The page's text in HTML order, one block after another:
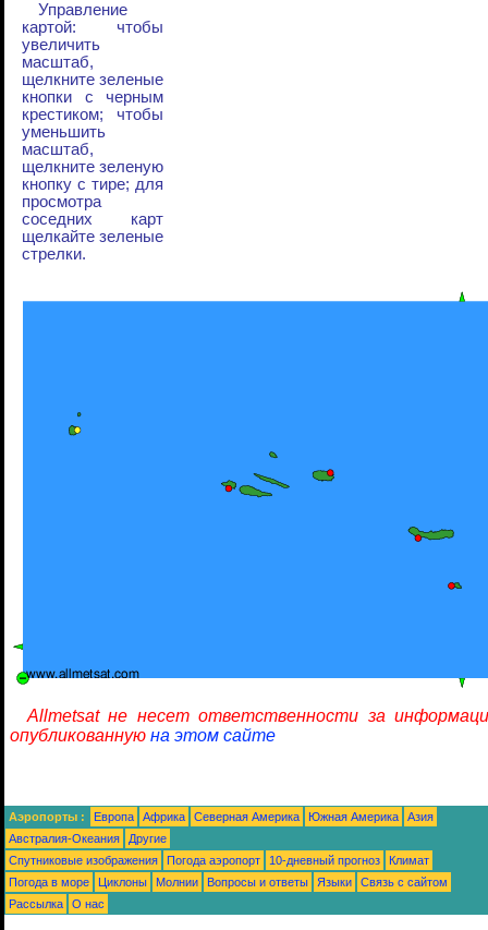
Управление
картой: чтобы
увеличить
масштаб,
щелкните зеленые
кнопки с черным
крестиком; чтобы
уменьшить
масштаб,
щелкните зеленую
кнопку с тире; для
просмотра
соседних карт
щелкайте зеленые
стрелки.
Allmetsat не несет ответственности за
опубликованную на этом сайте
Аэропорты : Европа Африка Северная Америка Южная Америка
Азия
Австралия-Океания
Другие
Спутниковые изображения
Погода аэропорт 10-дневный прогноз
Климат
Погода в море
Циклоны Молнии Вопросы и ответы Языки
Связь с сайтом
Рассылка
О нас